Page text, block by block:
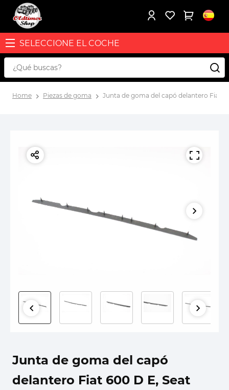
SELECCIONE EL COCHE
Home Piezas de goma Junta de goma del capó delantero Fiat
Junta de goma del capó
delantero Fiat 600 D E, Seat